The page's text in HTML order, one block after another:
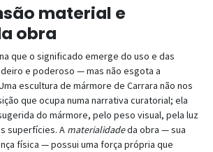
material e
obra
que o significado emerge do uso e das
e poderoso — mas não esgota a
escultura de mármore de Carrara não nos
que ocupa numa narrativa curatorial; ela
do mármore, pelo peso visual, pela luz
superfícies. A materialidadeda obra — sua
física — possui uma força própria que